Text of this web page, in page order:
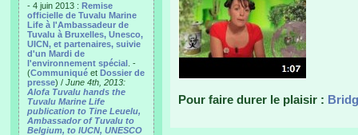
- 4 juin 2013 : Remise
officielle de Tuvalu Marine
Life à l'Ambassadeur de
Tuvalu à Bruxelles, Unesco,
UICN, et partenaires, suivie
d'un Mardi de
l'environnement spécial . -
(Communiqué et Dossier de
presse) / June 4th, 2013:
Alofa Tuvalu hands the
Tuvalu Marine Life
publication to Tine Leuelu,
Ambassador of Tuvalu to
Belgium, to IUCN, UNESCO
Pour faire durer le plaisir :